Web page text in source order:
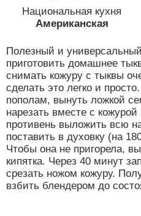
Национальная кухня
Американская
Полезный и
приготовить домашнее
снимать кожуру с тыквы
сделать это легко и
пополам, вынуть ложкой
нарезать вместе с
противень выложить всю
поставить в духовку (на
Чтобы она не пригорела,
кипятка. Через 40 минут
срезать ножом кожуру.
взбить блендером до